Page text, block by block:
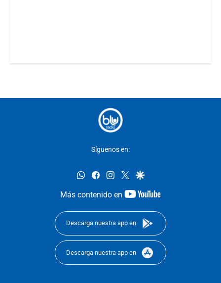
Síguenos en:
whatsappfacebookinstagram
twittergoogle
Más contenido en
youtube-
Descarga nuestra app en
Descarga nuestra app en